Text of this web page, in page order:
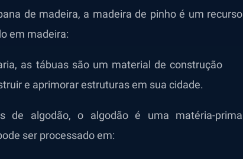
de madeira, a madeira de pinho é um recurso
em madeira:
as tábuas são um material de construção
e aprimorar estruturas em sua cidade.
de algodão, o algodão é uma matéria-prima
ser processado em: